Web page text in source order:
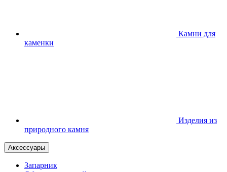
Камни для
каменки
Изделия из
природного камня
Аксессуары
Запарник